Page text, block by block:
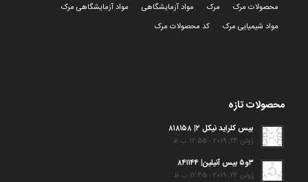
محصولات مرک
مرک مواد آزمایشگاهی
مواد آزمایشگاهی مرک
مواد شیمیایی مرک
کد محصولات مرک
محصولات تازه
بیس کلراید نیکل ۲| ۸۱۸۱۵۸
ژوئن 24, 2019 - 12:55 ب.ظ
۳و۵ بیس آنیلین| ۸۴۱۱۴۴
ژوئن 24, 2019 - 12:45 ب.ظ